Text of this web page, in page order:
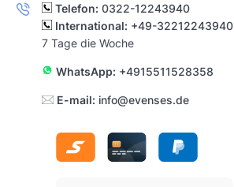
Telefon: 0322-12243940
International: +49-32212243940
7 Tage die Woche
WhatsApp: +4915511528358
E-mail: info@evenses.de